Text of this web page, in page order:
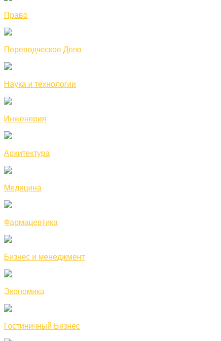
Право
Переводческое Дело
Наука и технологии
Инженерия
Архитектура
Медицина
Фармацевтика
Бизнес и менеджмент
Экономика
Гостиничный Бизнес